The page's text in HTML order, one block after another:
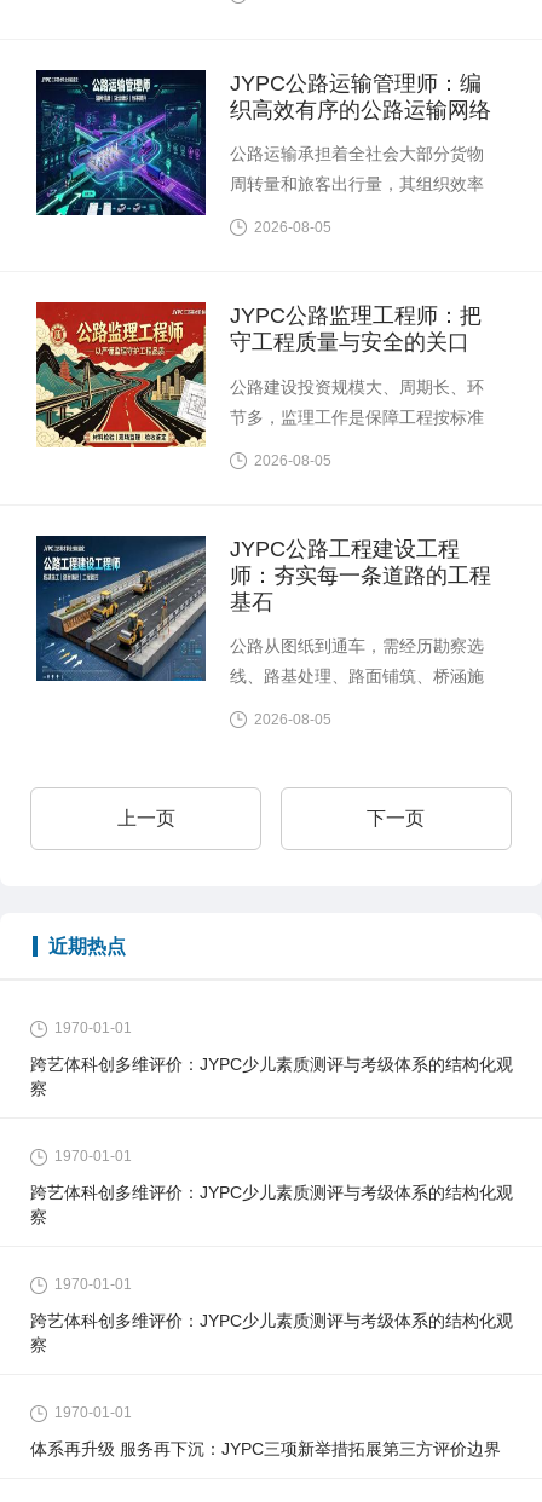
管道工程技术与运维管理领域，建
立专业能力评价的参照体系。
JYPC公路运输管理师：编
织高效有序的公路运输网络
公路运输承担着全社会大部分货物
周转量和旅客出行量，其组织效率
格认证，面向道路客货运输组织与
运营管理领域，为交通运输行业培
量。
2026-08-05
JYPC公路监理工程师：把
守工程质量与安全的关口
公路建设投资规模大、周期长、环
节多，监理工作是保障工程按标准
监理与咨询服务领域，为交通建设
行业输送具备独立、公正、专业素
养的监理技术人才。
2026-08-05
JYPC公路工程建设工程
师：夯实每一条道路的工程
基石
公路从图纸到通车，需经历勘察选
线、路基处理、路面铺筑、桥涵施
工技术与现场管理领域，为工程建
设行业界定专业的技术管理能力标
2026-08-05
上一页 下一页
近期热点
1970-01-01
跨艺体科创多维评价：JYPC少儿素质测评与考级体系的结构化观
察
1970-01-01
跨艺体科创多维评价：JYPC少儿素质测评与考级体系的结构化观
察
1970-01-01
跨艺体科创多维评价：JYPC少儿素质测评与考级体系的结构化观
察
1970-01-01
体系再升级 服务再下沉：JYPC三项新举措拓展第三方评价边界